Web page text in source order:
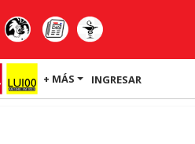
+ MÁS INGRESAR